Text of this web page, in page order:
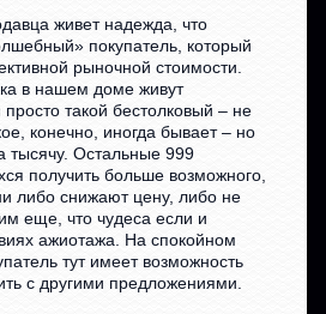
живет надежда, что
покупатель, который
рыночной стоимости.
в нашем доме живут
такой бестолковый – не
конечно, иногда бывает – но
тысячу. Остальные 999
получить больше возможного,
либо снижают цену, либо не
еще, что чудеса если и
ажиотажа. На спокойном
тут имеет возможность
с другими предложениями.